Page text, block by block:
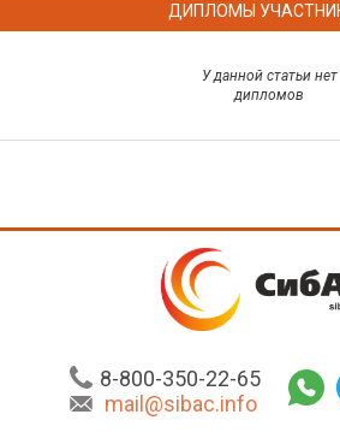
ДИПЛОМЫ
У данной статьи нет
дипломов
8-800-350-22-65
mail@sibac.info